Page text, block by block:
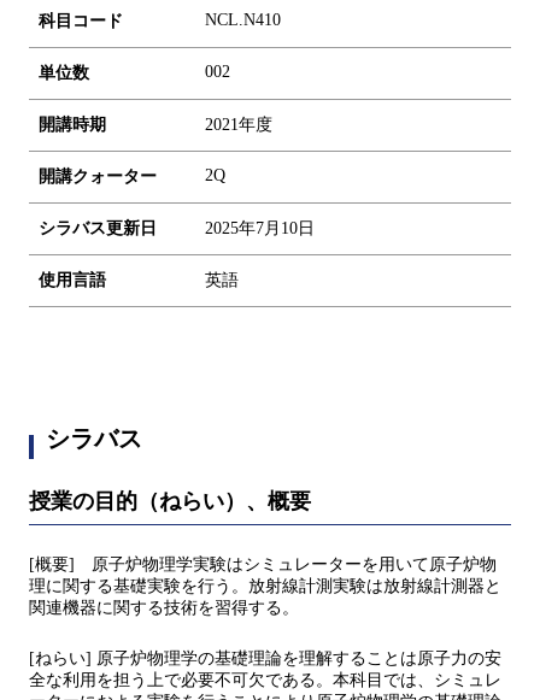
科目コード NCL.N410
単位数 002
開講時期 2021年度
開講クォーター 2Q
シラバス更新日 2025年7月10日
使用言語 英語
シラバス
授業の目的（ねらい）、概要
[概要] 原子炉物理学実験はシミュレーターを用いて原子炉物
理に関する基礎実験を行う。放射線計測実験は放射線計測器と
関連機器に関する技術を習得する。
[ねらい] 原子炉物理学の基礎理論を理解することは原子力の安
全な利用を担う上で必要不可欠である。本科目では、シミュレ